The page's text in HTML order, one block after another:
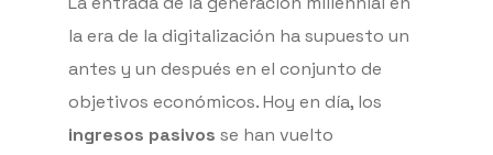
la era de la digitalización ha supuesto un
antes y un después en el conjunto de
objetivos económicos. Hoy en día, los
ingresos pasivos se han vuelto